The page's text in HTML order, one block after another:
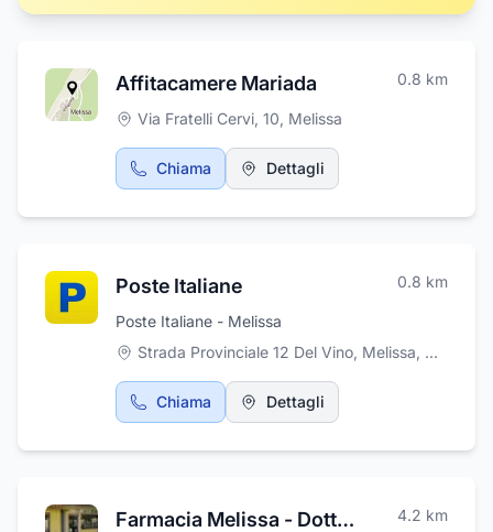
Affitacamere Mariada 0.8 km
Via Fratelli Cervi, 10, Melissa
Chiama Dettagli
Poste Italiane 0.8 km
Poste Italiane - Melissa
Strada Provinciale 12 Del Vino, Melissa, Melissa
Chiama Dettagli
Farmacia Melissa - Dott. Cerminara 4.2 km